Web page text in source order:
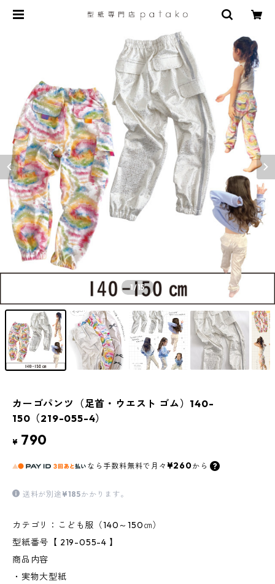
1/15
カーゴパンツ（足首・ウエスト ゴム）140-
150（219-055-4）
¥ 790
なら 手数料無料で 月々 ¥260から
送料が別途 ¥185かかります。
カテゴリ：こども服（140～150㎝）
型紙番号【 219-055-4 】
商品内容
・実物大型紙